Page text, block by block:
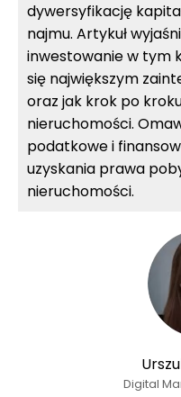
dywersyfikację
najmu. Artykuł
inwestowanie w tym
się największym
oraz jak krok po
nieruchomości.
podatkowe i
uzyskania prawa
nieruchomości.
Digital